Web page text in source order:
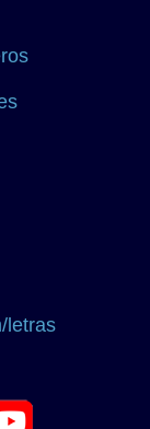
letras